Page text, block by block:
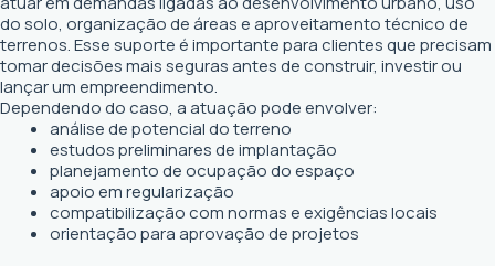
do solo, organização de áreas e aproveitamento técnico de
terrenos. Esse suporte é importante para clientes que precisam
tomar decisões mais seguras antes de construir, investir ou
lançar um empreendimento.
Dependendo do caso, a atuação pode envolver:
análise de potencial do terreno
estudos preliminares de implantação
planejamento de ocupação do espaço
apoio em regularização
compatibilização com normas e exigências locais
orientação para aprovação de projetos